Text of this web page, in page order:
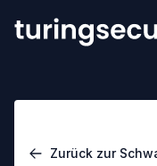
Zurück zur